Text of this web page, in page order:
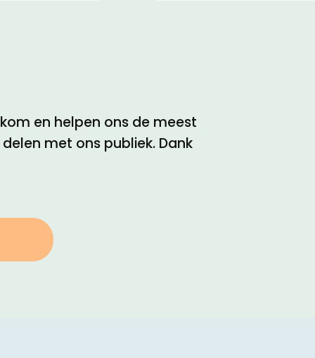
en helpen ons de meest
met ons publiek. Dank